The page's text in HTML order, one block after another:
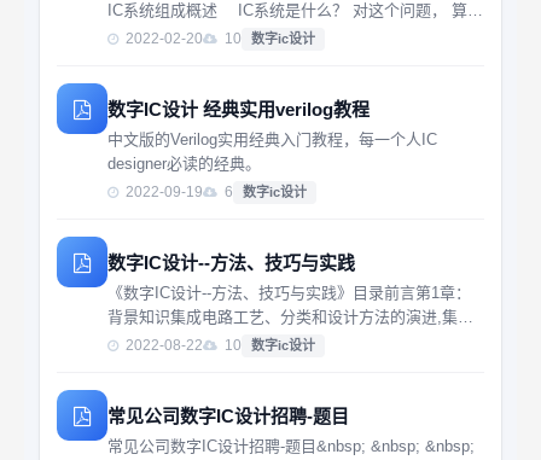
IC系统组成概述 IC系统是什么？ 对这个问题， 算法
设计工程师、 架 构设计工程师、 电路设计工程师、
2022-02-20 10 数字ic设计
数字IC设计 经典实用verilog教程
中文版的Verilog实用经典入门教程，每一个人IC
designer必读的经典。
2022-09-19 6 数字ic设计
数字IC设计--方法、技巧与实践
《数字IC设计--方法、技巧与实践》目录前言第1章：
背景知识集成电路工艺、分类和设计方法的演进,集成
电路工艺介绍,集成电路的分类,集成电路设计方法的演
2022-08-22 10 数字ic设计
常见公司数字IC设计招聘-题目
常见公司数字IC设计招聘-题目&nbsp; &nbsp; &nbsp;